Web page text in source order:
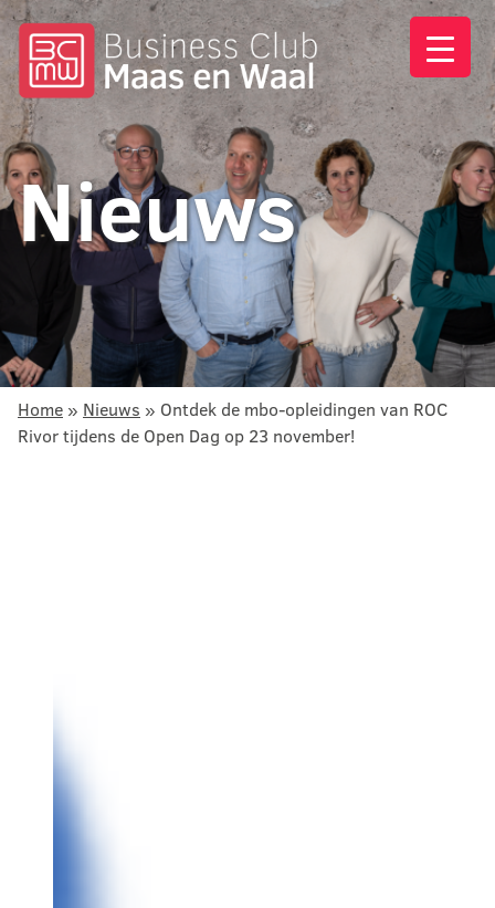
Nieuws
Home » Nieuws » Ontdek de mbo-opleidingen van ROC
Rivor tijdens de Open Dag op 23 november!